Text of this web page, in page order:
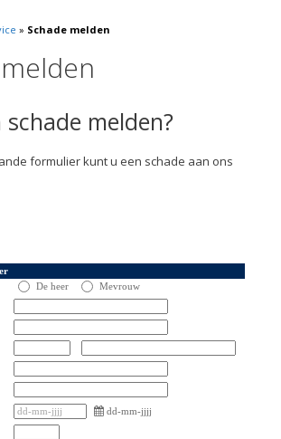
» Schade melden
melden?
formulier kunt u een schade aan ons